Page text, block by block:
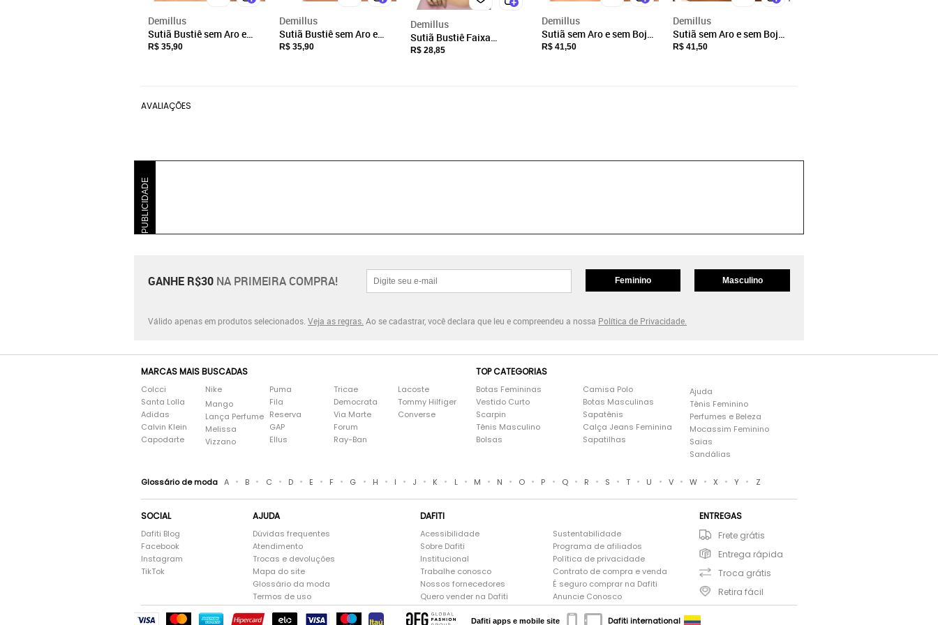
Demillus
Sutiã Bustiê sem Aro e
sem Bojo Ultraleve
R$ 35,90
Demillus
Sutiã Bustiê sem Aro e
sem Bojo Ultraleve
R$ 35,90
Demillus
Sutiã Bustiê Faixa
Ultraleve DeMillus 61900
R$ 28,85
Demillus
Sutiã sem Aro e sem Bojo
Poás Demillus 61411
R$ 41,50
Demillus
Sutiã sem Aro e sem Bojo
Poás Demillus 61411
R$ 41,50
AVALIAÇÕES
PUBLICIDADE
GANHE R$30 NA PRIMEIRA COMPRA! Feminino Masculino
Válido apenas em produtos selecionados. Veja as regras. Ao se cadastrar, você declara que leu e compreendeu a nossa Política de Privacidade.
MARCAS MAIS BUSCADAS
Colcci
Santa Lolla
Adidas
Calvin Klein
Capodarte
Nike
Mango
Lança Perfume
Melissa
Vizzano
Puma
Fila
Reserva
GAP
Ellus
Tricae
Democrata
Via Marte
Forum
Ray-Ban
Lacoste
Tommy Hilfiger
Converse
TOP CATEGORIAS
Botas Femininas
Vestido Curto
Scarpin
Tênis Masculino
Bolsas
Camisa Polo
Botas Masculinas
Sapatênis
Calça Jeans Feminina
Sapatilhas
Ajuda
Tênis Feminino
Perfumes e Beleza
Mocassim Feminino
Saias
Sandálias
Glossário de moda A • B • C • D • E • F • G • H • I • J • K • L • M • N • O • P • Q • R • S • T • U • V • W • X • Y • Z
SOCIAL
Dafiti Blog
Facebook
Instagram
TikTok
AJUDA
Dúvidas frequentes
Atendimento
Trocas e devoluções
Mapa do site
Glossário da moda
Termos de uso
DAFITI
Acessibilidade
Sobre Dafiti
Institucional
Trabalhe conosco
Nossos fornecedores
Quero vender na Dafiti
Sustentabilidade
Programa de afiliados
Política de privacidade
Contrato de compra e venda
É seguro comprar na Dafiti
Anuncie Conosco
ENTREGAS
Frete grátis
Entrega rápida
Troca grátis
Retira fácil
Dafiti apps e mobile site Dafiti international